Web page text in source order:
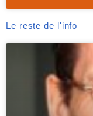
Le reste de l'info